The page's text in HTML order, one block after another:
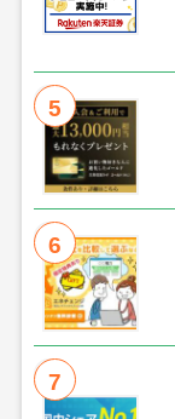
5
6
7